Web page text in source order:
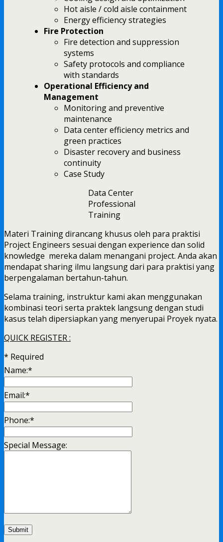
Hot aisle / cold aisle containment
Energy efficiency strategies
Fire Protection
Fire detection and suppression
systems
Safety protocols and compliance
with standards
Operational Efficiency and
Management
Monitoring and preventive
maintenance
Data center efficiency metrics and
green practices
Disaster recovery and business
continuity
Case Study
Data Center
Professional
Training
Materi Training dirancang khusus oleh para praktisi
Project Engineers sesuai dengan experience dan solid
knowledge mereka dalam menangani project. Anda akan
mendapat sharing ilmu langsung dari para praktisi yang
berpengalaman bertahun-tahun.
Selama training, instruktur kami akan menggunakan
kombinasi teori serta praktek langsung dengan studi
kasus telah dipersiapkan yang menyerupai Proyek nyata.
QUICK REGISTER :
* Required
Name:*
Email:*
Phone:*
Special Message: